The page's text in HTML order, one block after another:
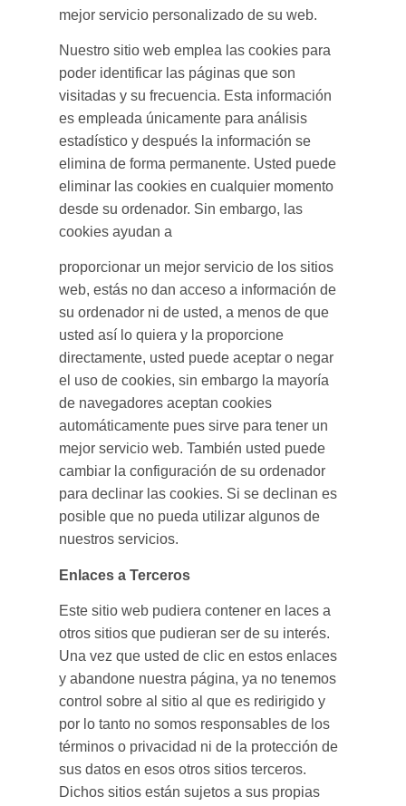
mejor servicio personalizado de su web.
Nuestro sitio web emplea las cookies para
poder identificar las páginas que son
visitadas y su frecuencia. Esta información
es empleada únicamente para análisis
estadístico y después la información se
elimina de forma permanente. Usted puede
eliminar las cookies en cualquier momento
desde su ordenador. Sin embargo, las
cookies ayudan a
proporcionar un mejor servicio de los sitios
web, estás no dan acceso a información de
su ordenador ni de usted, a menos de que
usted así lo quiera y la proporcione
directamente, usted puede aceptar o negar
el uso de cookies, sin embargo la mayoría
de navegadores aceptan cookies
automáticamente pues sirve para tener un
mejor servicio web. También usted puede
cambiar la configuración de su ordenador
para declinar las cookies. Si se declinan es
posible que no pueda utilizar algunos de
nuestros servicios.
Enlaces a Terceros
Este sitio web pudiera contener en laces a
otros sitios que pudieran ser de su interés.
Una vez que usted de clic en estos enlaces
y abandone nuestra página, ya no tenemos
control sobre al sitio al que es redirigido y
por lo tanto no somos responsables de los
términos o privacidad ni de la protección de
sus datos en esos otros sitios terceros.
Dichos sitios están sujetos a sus propias